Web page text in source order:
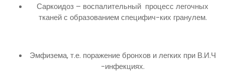
Саркоидоз – воспалительный процесс легочных
тканей с образованием специфич-ких гранулем.
Эмфизема, т.е. поражение бронхов и легких при В.И.Ч
-инфекциях.